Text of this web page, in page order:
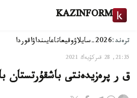
KAZINFORM
ترەند:2026-سايلاۋ وقيعاتاعايىنداۋاقوردا
21:35, 28 قىركۇيەك 2021
ق ر پرەزيدەنتى باشقۇرتستان